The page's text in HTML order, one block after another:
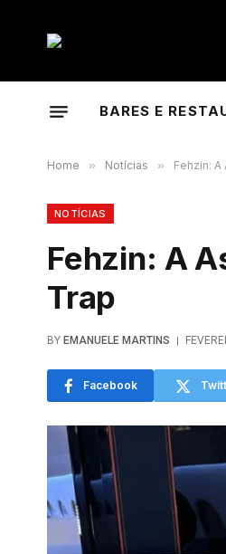
BARES E
Home » Notícias » Fehzin:
NOTÍCIAS
Fehzin: A
Trap
BY EMANUELE MARTINS
Facebook